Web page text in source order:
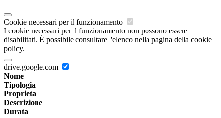
Cookie necessari per il funzionamento
I cookie necessari per il funzionamento non possono essere
disabilitati. È possibile consultare l'elenco nella pagina della cookie
policy.
drive.google.com
Nome
Tipologia
Proprieta
Descrizione
Durata